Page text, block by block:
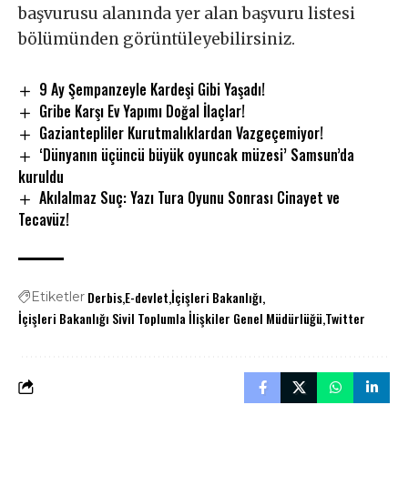
başvurusu alanında yer alan başvuru listesi
bölümünden görüntüleyebilirsiniz.
9 Ay Şempanzeyle Kardeşi Gibi Yaşadı!
Gribe Karşı Ev Yapımı Doğal İlaçlar!
Gaziantepliler Kurutmalıklardan Vazgeçemiyor!
‘Dünyanın üçüncü büyük oyuncak müzesi’ Samsun’da
kuruldu
Akılalmaz Suç: Yazı Tura Oyunu Sonrası Cinayet ve
Tecavüz!
Etiketler DerbisE-devletİçişleri Bakanlığı
İçişleri Bakanlığı Sivil Toplumla İlişkiler Genel Müdürlüğü Twitter